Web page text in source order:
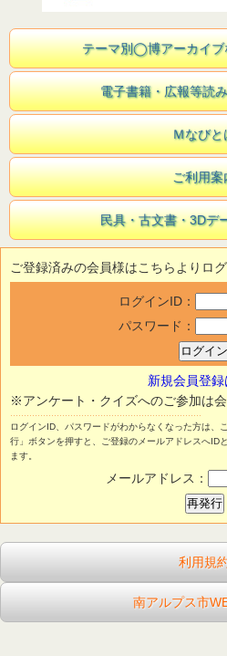
テーマ別◯博アーカイブ
電子書籍・広報等読
Ｍなびと
ご利用案
民具・古文書・3Dデ
ご登録済みの会員様はこちらよりロ
ログインID：
パスワード：
新規会員登録
※アンケート・クイズへのご参加は会
ログインID、パスワードがわからなくなった方は、
行」ボタンを押すと、ご登録のメールアドレスへID
ます。
メールアドレス：
利用規
南アルプス市